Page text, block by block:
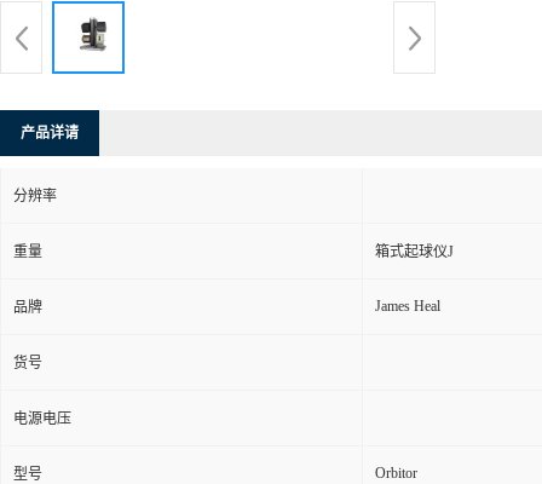
产品详请
分辨率
重量 箱式起球仪J
品牌 James Heal
货号
电源电压
型号 Orbitor